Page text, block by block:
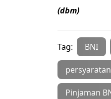
(dbm)
Tag: BNI
Pinjaman